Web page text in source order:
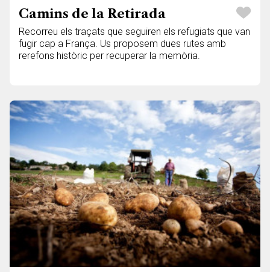
Camins de la Retirada
Recorreu els traçats que seguiren els refugiats que van
fugir cap a França. Us proposem dues rutes amb
rerefons històric per recuperar la memòria.